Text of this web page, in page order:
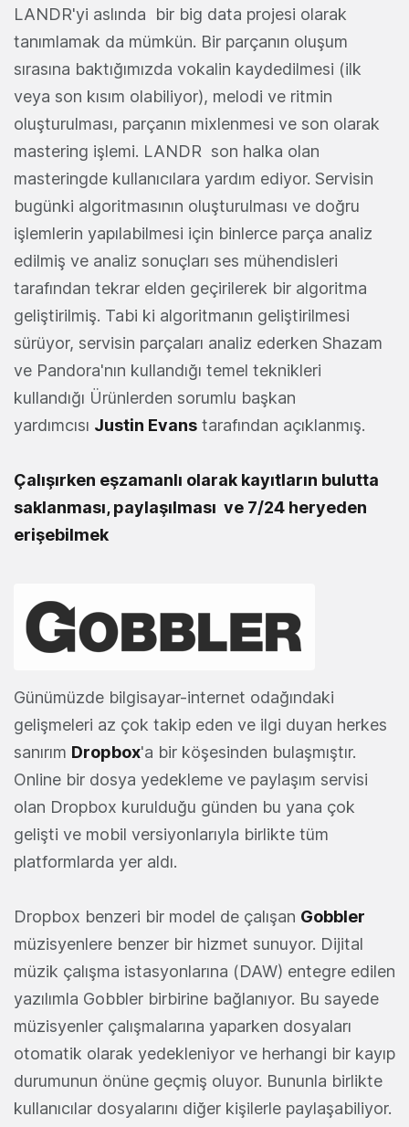
LANDR'yi aslında bir big data projesi olarak
tanımlamak da mümkün. Bir parçanın oluşum
sırasına baktığımızda vokalin kaydedilmesi (ilk
veya son kısım olabiliyor), melodi ve ritmin
oluşturulması, parçanın mixlenmesi ve son olarak
mastering işlemi. LANDR son halka olan
masteringde kullanıcılara yardım ediyor. Servisin
bugünki algoritmasının oluşturulması ve doğru
işlemlerin yapılabilmesi için binlerce parça analiz
edilmiş ve analiz sonuçları ses mühendisleri
tarafından tekrar elden geçirilerek bir algoritma
geliştirilmiş. Tabi ki algoritmanın geliştirilmesi
sürüyor, servisin parçaları analiz ederken Shazam
ve Pandora'nın kullandığı temel teknikleri
kullandığı Ürünlerden sorumlu başkan
yardımcısı Justin Evans tarafından açıklanmış.
Çalışırken eşzamanlı olarak kayıtların bulutta
saklanması, paylaşılması ve 7/24 heryeden
erişebilmek
Günümüzde bilgisayar-internet odağındaki
gelişmeleri az çok takip eden ve ilgi duyan herkes
sanırım Dropbox'a bir köşesinden bulaşmıştır.
Online bir dosya yedekleme ve paylaşım servisi
olan Dropbox kurulduğu günden bu yana çok
gelişti ve mobil versiyonlarıyla birlikte tüm
platformlarda yer aldı.
Dropbox benzeri bir model de çalışan Gobbler
müzisyenlere benzer bir hizmet sunuyor. Dijital
müzik çalışma istasyonlarına (DAW) entegre edilen
yazılımla Gobbler birbirine bağlanıyor. Bu sayede
müzisyenler çalışmalarına yaparken dosyaları
otomatik olarak yedekleniyor ve herhangi bir kayıp
durumunun önüne geçmiş oluyor. Bununla birlikte
kullanıcılar dosyalarını diğer kişilerle paylaşabiliyor.